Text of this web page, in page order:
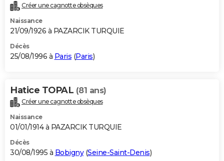
Créer une cagnotte obsèques
Naissance
21/09/1926 à PAZARCIK TURQUIE
Décès
25/08/1996 à Paris (Paris)
Hatice TOPAL (81 ans)
Créer une cagnotte obsèques
Naissance
01/01/1914 à PAZARCIK TURQUIE
Décès
30/08/1995 à Bobigny(Seine-Saint-Denis)